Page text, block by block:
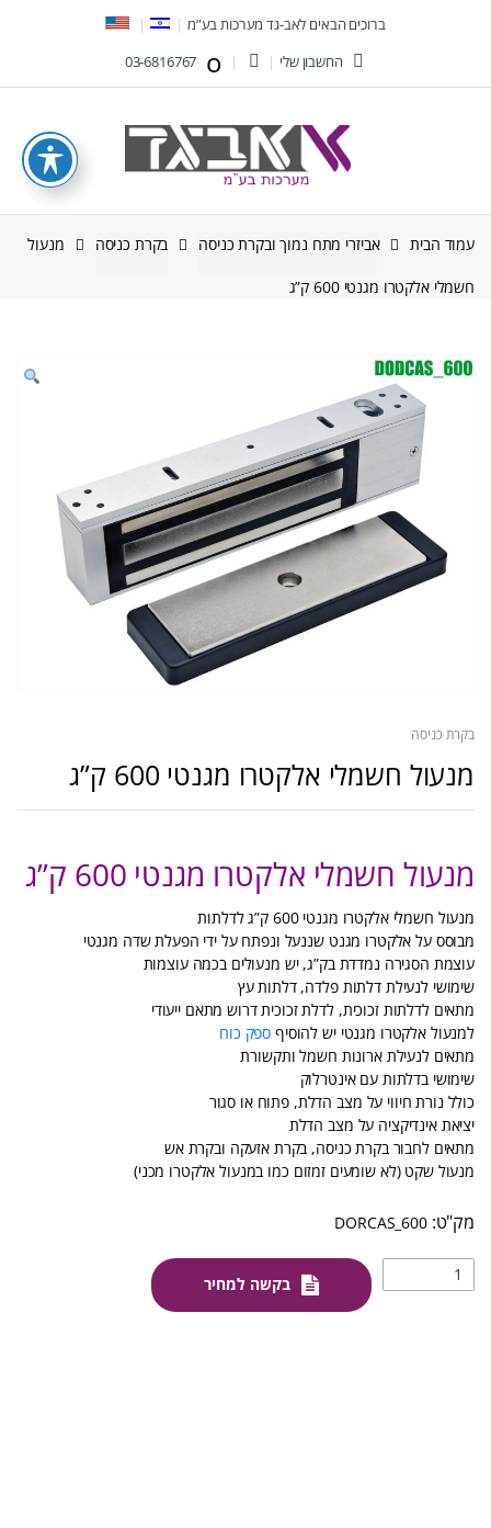
ברוכים הבאים לאב-גד מערכות בע”מ
החשבון שלי
עמוד הבית אביזרי מתח נמוך ובקרת כניסה בקרת כניסה מנעול
חשמלי אלקטרו מגנטי 600 ק”ג
בקרת כניסה
מנעול חשמלי אלקטרו מגנטי 600 ק”ג
מנעול חשמלי אלקטרו מגנטי 600 ק”ג
מנעול חשמלי אלקטרו מגנטי 600 ק”ג לדלתות
מבוסס על אלקטרו מגנט שננעל ונפתח על ידי הפעלת שדה מגנטי
עוצמת הסגירה נמדדת בק”ג, יש מנעולים בכמה עוצמות
שימושי לנעילת דלתות פלדה, דלתות עץ
מתאים לדלתות זכוכית, לדלת זכוכית דרוש מתאם ייעודי
למנעול אלקטרו מגנטי יש להוסיף ספק כוח
מתאים לנעילת ארונות חשמל ותקשורת
שימושי בדלתות עם אינטרלוק
כולל נורת חיווי על מצב הדלת, פתוח או סגור
יציאת אינדיקציה על מצב הדלת
מתאים לחבור בקרת כניסה, בקרת אזעקה ובקרת אש
מנעול שקט (לא שומעים זמזום כמו במנעול אלקטרו מכני)
DORCAS_600
בקשה למחיר